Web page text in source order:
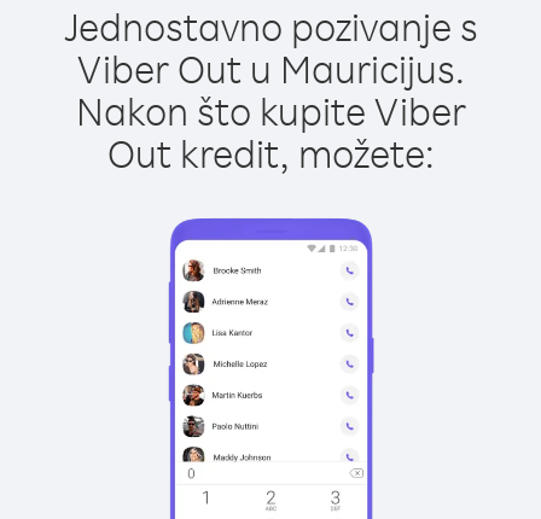
Jednostavno pozivanje s
Viber Out u Mauricijus.
Nakon što kupite Viber
Out kredit, možete: